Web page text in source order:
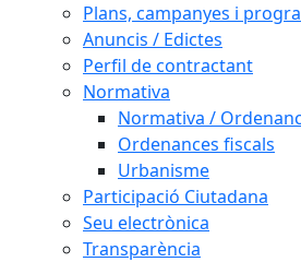
Plans, campanyes i
Anuncis / Edictes
Perfil de contractant
Normativa
Normativa /
Ordenances fiscals
Urbanisme
Participació Ciutadana
Seu electrònica
Transparència